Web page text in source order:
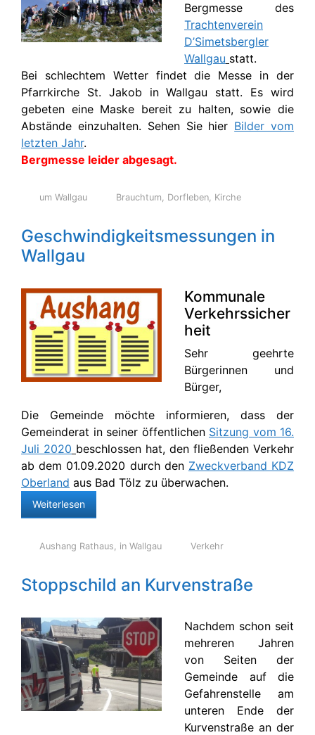
Bergmesse des
Trachtenverein
D’Simetsbergler
Wallgau statt.
Bei schlechtem Wetter findet die Messe in der
Pfarrkirche St. Jakob in Wallgau statt. Es wird
gebeten eine Maske bereit zu halten, sowie die
Abstände einzuhalten. Sehen Sie hier Bilder vom
letzten Jahr.
Bergmesse leider abgesagt.
um Wallgau Brauchtum, Dorfleben, Kirche
Geschwindigkeitsmessungen in
Wallgau
Kommunale
Verkehrssicher
heit
Sehr geehrte
Bürgerinnen und
Bürger,
Die Gemeinde möchte informieren, dass der
Gemeinderat in seiner öffentlichen Sitzung vom 16.
Juli 2020 beschlossen hat, den fließenden Verkehr
ab dem 01.09.2020 durch den Zweckverband KDZ
Oberland aus Bad Tölz zu überwachen.
Weiterlesen
Aushang Rathaus, in Wallgau Verkehr
Stoppschild an Kurvenstraße
Nachdem schon seit
mehreren Jahren
von Seiten der
Gemeinde auf die
Gefahrenstelle am
unteren Ende der
Kurvenstraße an der